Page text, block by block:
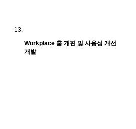
Workplace 홈 개편 및 사용성 개선
개발